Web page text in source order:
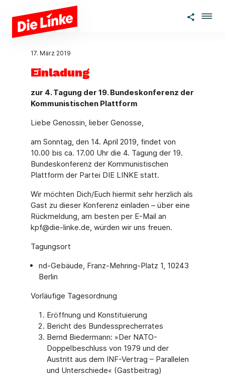
Zum Hauptinhalt springen
17. März 2019
Einladung
zur 4. Tagung der 19. Bundeskonferenz der
Kommunistischen Plattform
Liebe Genossin, lieber Genosse,
am Sonntag, den 14. April 2019, findet von
10.00 bis ca. 17.00 Uhr die 4. Tagung der 19.
Bundeskonferenz der Kommunistischen
Plattform der Partei DIE LINKE statt.
Wir möchten Dich/Euch hiermit sehr herzlich als
Gast zu dieser Konferenz einladen – über eine
Rückmeldung, am besten per E-Mail an
kpf@die-linke.de, würden wir uns freuen.
Tagungsort
nd-Gebäude, Franz-Mehring-Platz 1, 10243
Berlin
Vorläufige Tagesordnung
Eröffnung und Konstituierung
Bericht des Bundessprecherrates
Bernd Biedermann: »Der NATO-
Doppelbeschluss von 1979 und der
Austritt aus dem INF-Vertrag – Parallelen
und Unterschiede« (Gastbeitrag)